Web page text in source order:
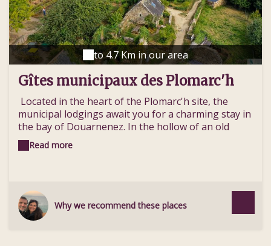
to 4.7 Km in our area
Gîtes municipaux des Plomarc'h
Located in the heart of the Plomarc'h site, the
municipal lodgings await you for a charming stay in
the bay of Douarnenez. In the hollow of an old
fishing village, these four lodgings offer an
exceptional view of the bay and the old port of
sea! The site is open all year round to hikers ,
families, associations, groups and individuals.
Read more
Why we recommend these places